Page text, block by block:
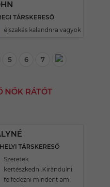
TÁRSKERESŐ
éjszakás kalandnra vagyok
5 6 7
NŐK RÁTÓT
TÁRSKERESŐ
Szeretek
kertészkedni.Kiràndulni
felfedezni mindent ami